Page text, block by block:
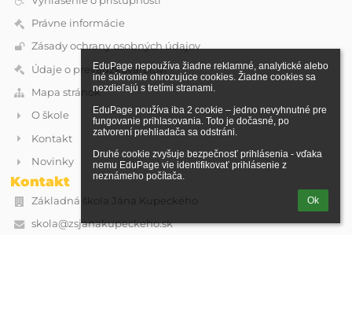
EduPage nepoužíva žiadne reklamné, analytické alebo
iné súkromie ohrozujúce cookies. Žiadne cookies sa
nezdieľajú s tretími stranami.
EduPage používa iba 2 cookie – jedno nevyhnutné pre
fungovanie prihlasovania. Toto je dočasné, po
zatvorení prehliadača sa odstráni.
Druhé cookie zvyšuje bezpečnosť prihlásenia - vďaka
nemu EduPage vie identifikovať prihlásenie z
neznámeho počítača.
Ok
Právne informácie
Zásady ochrany osobných údajov
Údaje o prevádzkovateľovi
Mapa stránok
O škole
Kontakt
Novinky
Kontakt
Základná škola Jána Kupeckého
skola@zsjanakupeckeho.sk